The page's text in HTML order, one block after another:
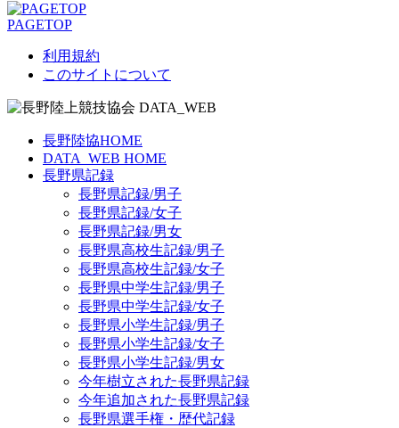
PAGETOP
利用規約
このサイトについて
長野陸協HOME
DATA_WEB HOME
長野県記録
長野県記録/男子
長野県記録/女子
長野県記録/男女
長野県高校生記録/男子
長野県高校生記録/女子
長野県中学生記録/男子
長野県中学生記録/女子
長野県小学生記録/男子
長野県小学生記録/女子
長野県小学生記録/男女
今年樹立された長野県記録
今年追加された長野県記録
長野県選手権・歴代記録